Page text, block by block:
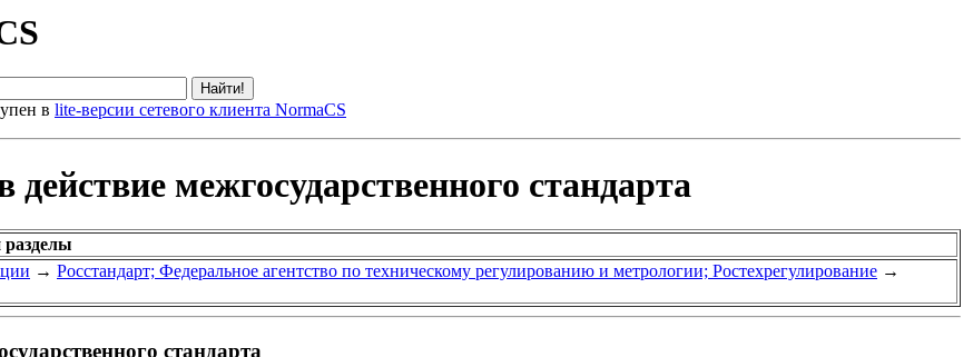
в lite-версии сетевого клиента NormaCS
межгосударственного стандарта
разделы
→ Росстандарт; Федеральное агентство по техническому регулированию и метрологии; Ростехрегулирование →
стандарта